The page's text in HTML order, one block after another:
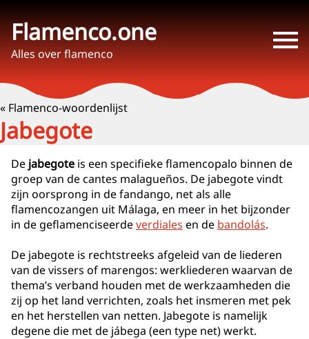
Flamenco.one
Alles over flamenco
« Flamenco-woordenlijst
Jabegote
De jabegote is een specifieke flamencopalo binnen de
groep van de cantes malagueños. De jabegote vindt
zijn oorsprong in de fandango, net als alle
flamencozangen uit Málaga, en meer in het bijzonder
in de geflamenciseerdeverdiales en de bandolás.
De jabegote is rechtstreeks afgeleid van de liederen
van de vissers of marengos: werkliederen waarvan de
thema’s verband houden met de werkzaamheden die
zij op het land verrichten, zoals het insmeren met pek
en het herstellen van netten. Jabegote is namelijk
degene die met de jábega (een type net) werkt.